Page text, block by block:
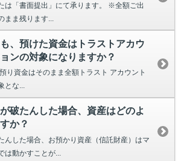
は「書面提出」にて承ります。 ※全額ご出
まま残ります...
、預けた資金はトラストアカウ
ンの対象になりますか？
り資金はそのまま全額トラスト アカウント
とな...
破たんした場合、資産はどのよ
か？
んした場合、お預かり資産（信託財産）はマ
動かすことが...